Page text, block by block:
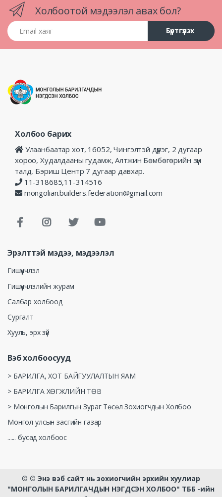
Холбоотой мэдээлэл авах бол?
Email хаяг
Бүртгүүлэх
Холбоо барих
Улаанбаатар хот, 16052, Чингэлтэй дүүрэг, 2 дугаар
хороо, Худалдааны гудамж, Алтжин Бөмбөгөрийн зүүн
талд, Бэриш Центр 7 дугаар давхар.
11-318685,11-314516
mongolian.builders.federation@gmail.com
Эрэлттэй мэдээ, мэдээлэл
Гишүүнчлэл
Гишүүнчлэлийн журам
Салбар холбоод
Сургалт
Хууль, эрх зүй
Вэб холбоосууд
> БАРИЛГА, ХОТ БАЙГУУЛАЛТЫН ЯАМ
> БАРИЛГА ХӨГЖЛИЙН ТӨВ
> Монголын Барилгын Зураг Төсөл Зохиогчдын Холбоо
Монгол улсын засгийн газар
...... бусад холбоос
© © Энэ вэб сайт нь зохиогчийн эрхийн хуулиар
"МОНГОЛЫН БАРИЛГАЧДЫН НЭГДСЭН ХОЛБОО" ТББ -ийн